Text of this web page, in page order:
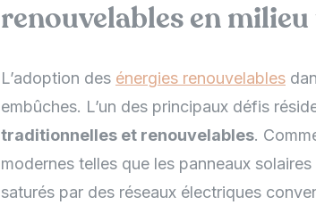
renouvelables en
L’adoption des énergies renouvelables
embûches. L’un des principaux défis
traditionnelles et renouvelables.
modernes telles que les panneaux
saturés par des réseaux électriques